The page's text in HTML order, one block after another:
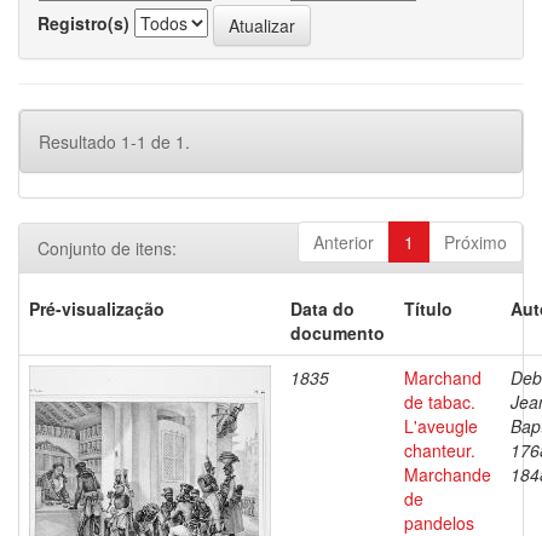
Registro(s)
Resultado 1-1 de 1.
Anterior 1 Próximo
Conjunto de itens:
Pré-visualização
Data do
documento
Título
1835
Marchand
de tabac.
L'aveugle
chanteur.
Marchande
de
pandelos